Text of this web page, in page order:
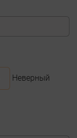
Неверный